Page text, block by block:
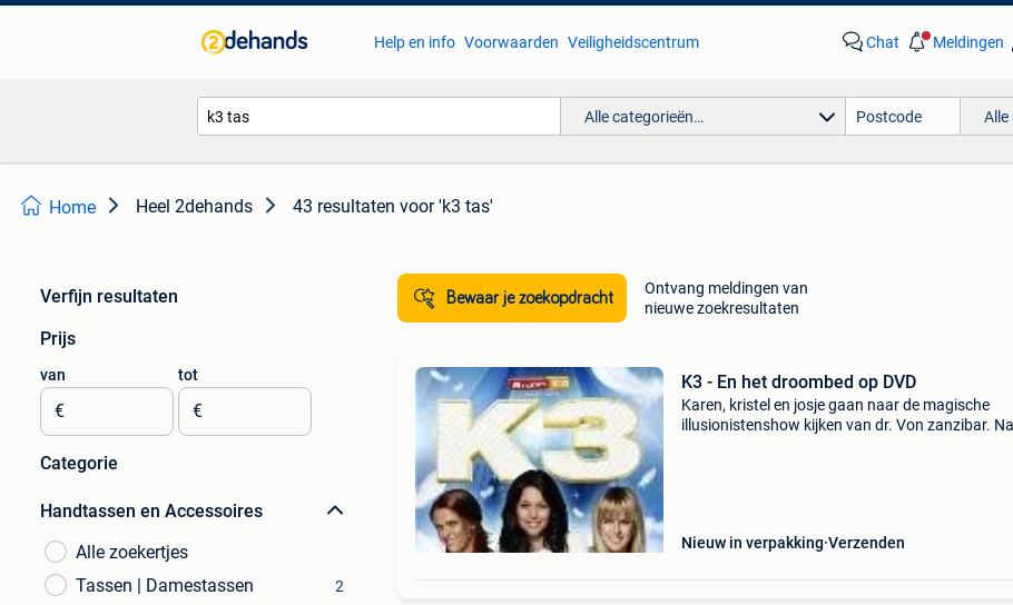
Help en info Voorwaarden Veiligheidscentrum Chat Meldingen
Alle categorieën…
Home Heel 2dehands 43 resultaten voor 'k3 tas'
Verfijn resultaten
Prijs
van
€
tot
€
Categorie
Handtassen en Accessoires
Alle zoekertjes
Tassen | Damestassen
2
Bewaar je zoekopdracht
Ontvang meldingen van
nieuwe zoekresultaten
K3 - En het droombed op DVD
Karen, kristel en josje gaan naar de magische
illusionistenshow kijken van dr. Von zanzibar. Na
Nieuw in verpakking Verzenden